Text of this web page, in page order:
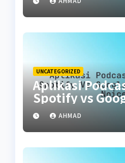
UNCATEGORIZED
Aplikasi
Spotify vs
Podcasts vs
AHMAD